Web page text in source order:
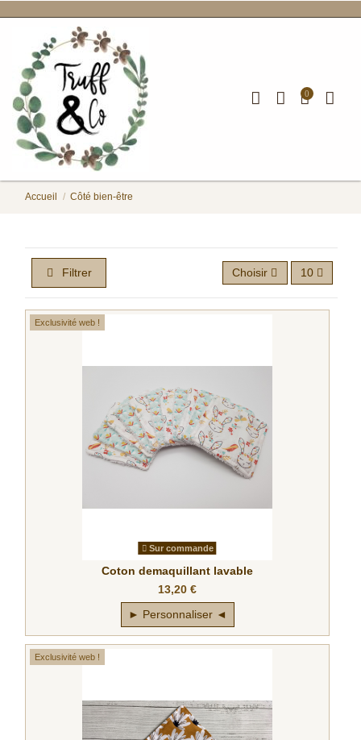
0
Accueil Côté bien-être
Filtrer Choisir 10
Exclusivité web !
Sur commande
Coton demaquillant lavable
13,20 €
► Personnaliser ◄
Exclusivité web !